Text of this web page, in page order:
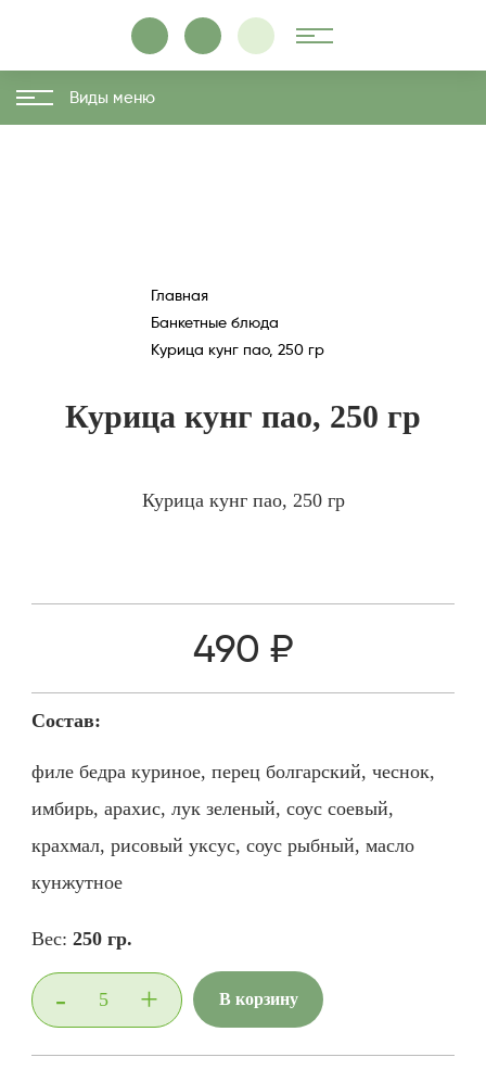
Виды меню
Главная
Банкетные блюда
Курица кунг пао, 250 гр
Курица кунг пао, 250 гр
Курица кунг пао, 250 гр
490 ₽
Состав:
филе бедра куриное, перец болгарский, чеснок,
имбирь, арахис, лук зеленый, соус соевый,
крахмал, рисовый уксус, соус рыбный, масло
кунжутное
Вес:250 гр.
- + В корзину